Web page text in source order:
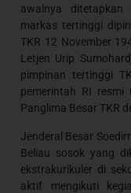
awalnya
markas tertinggi
TKR 12 November
Letjen Urip
pimpinan tertinggi
pemerintah RI resmi
Panglima Besar TKR
Jenderal Besar
Beliau sosok yang
ekstrakurikuler di
aktif mengikuti